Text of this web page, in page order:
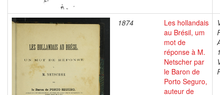
1874
Les hollandais
au Brésil, um
mot de
réponse à M.
Netscher par
le Baron de
Porto Seguro,
auteur de